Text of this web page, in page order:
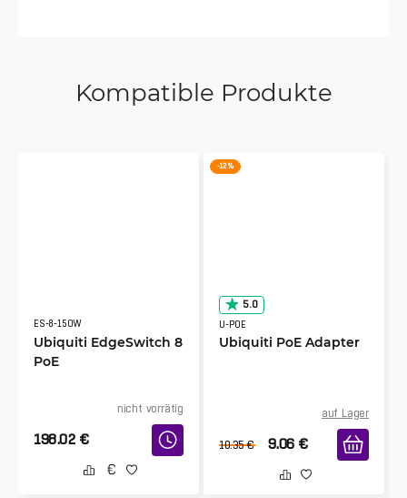
Kompatible Produkte
ES-8-150W
Ubiquiti EdgeSwitch 8
PoE
nicht vorrätig
198.02 €
-12 %
5.0
U-POE
Ubiquiti PoE Adapter
auf Lager
10.35 € 9.06 €